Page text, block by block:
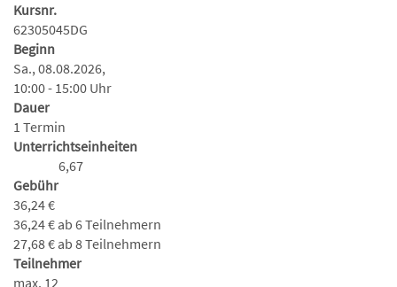
Kursnr.
62305045DG
Beginn
Sa., 08.08.2026,
10:00 - 15:00 Uhr
Dauer
1 Termin
Unterrichtseinheiten
6,67
Gebühr
36,24 €
36,24 € ab 6 Teilnehmern
27,68 € ab 8 Teilnehmern
Teilnehmer
max. 12